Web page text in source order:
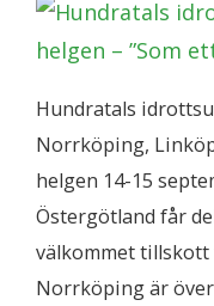
Hundratals
Norrköping,
helgen 14-15
Östergötland får
välkommet
Norrköping är